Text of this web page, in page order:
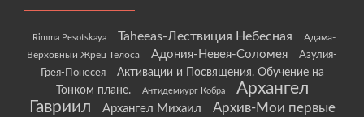
Rimma Pesotskaya Taheeas-Лествиция Небесная
Адама-
Верховный Жрец Телоса
Адония-Невея-Соломея
Азулия-
Грея-Понесея
Активации и Посвящения. Обучение на
Тонком плане.
Антидемиург Кобра
Архангел
Гавриил
Архангел Михаил
Архив-Мои первые